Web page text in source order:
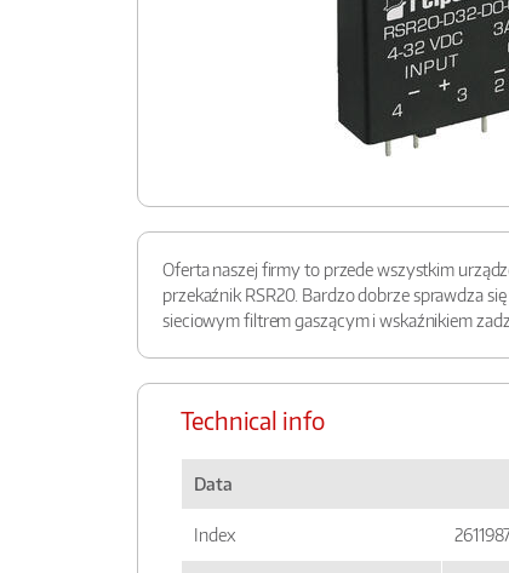
Oferta naszej firmy to przede wszystkim
przekaźnik RSR20. Bardzo dobrze sprawdza
sieciowym filtrem gaszącym i wskaźnikiem
Technical info
Data
Index